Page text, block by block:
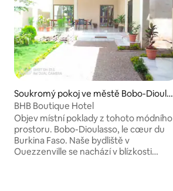
Soukromý pokoj ve městě Bobo-Dioula
sso
BHB Boutique Hotel
Objev místní poklady z tohoto módního
prostoru. Bobo-Dioulasso, le cœur du
Burkina Faso. Naše bydliště v
Ouezzenville se nachází v blízkosti